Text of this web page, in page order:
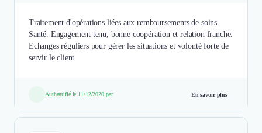
Traitement d'opérations liées aux remboursements de soins
Santé. Engagement tenu, bonne coopération et relation franche.
Echanges réguliers pour gérer les situations et volonté forte de
servir le client
Authentifié le 11/12/2020 par En savoir plus